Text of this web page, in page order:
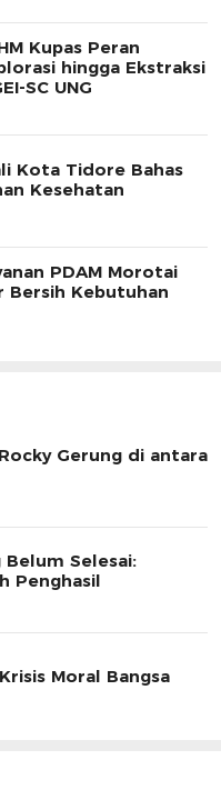
Kupas Peran
hingga Ekstraksi
SC UNG
Kota Tidore Bahas
Kesehatan
PDAM Morotai
Bersih Kebutuhan
Gerung di antara
Selesai:
Penghasil
Moral Bangsa